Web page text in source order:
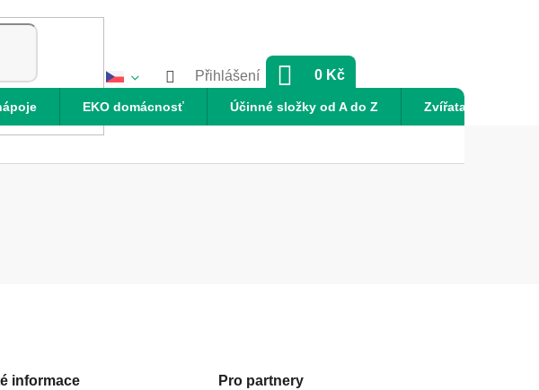
Přihlášení
NÁKUPNÍ
0 Kč
EKO domácnosť Účinné složky od A do Z Zvířata
informace Pro partnery